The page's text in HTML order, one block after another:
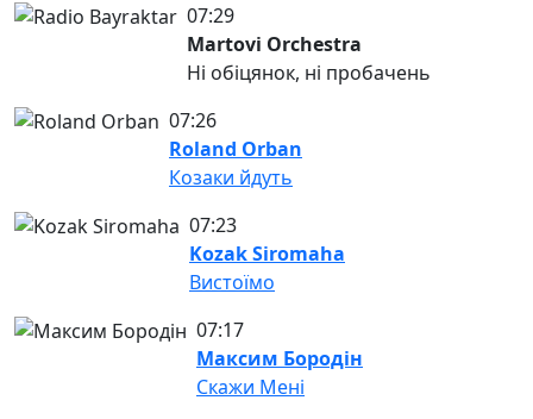
07:29
Martovi Orchestra
Ні обіцянок, ні пробачень
07:26
Roland Orban
Козаки йдуть
07:23
Kozak Siromaha
Вистоїмо
07:17
Максим Бородін
Скажи Мені